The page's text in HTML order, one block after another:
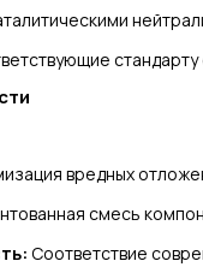
вредных
смесь
Соответствие